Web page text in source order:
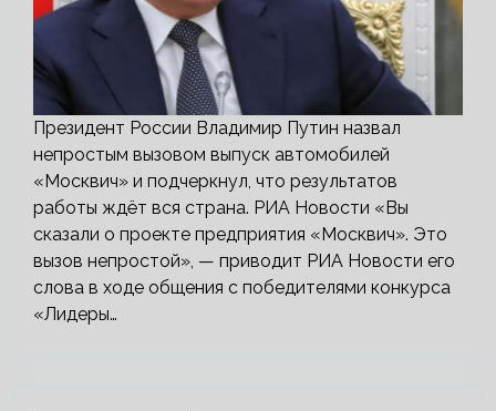
Президент России Владимир Путин назвал
непростым вызовом выпуск автомобилей
«Москвич» и подчеркнул, что результатов
работы ждёт вся страна. РИА Новости «Вы
сказали о проекте предприятия «Москвич». Это
вызов непростой», — приводит РИА Новости его
слова в ходе общения с победителями конкурса
«Лидеры…